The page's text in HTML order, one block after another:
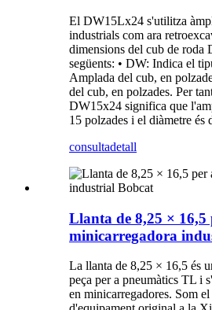
El DW15Lx24 s'utilitza
industrials com ara
dimensions del cub de roda
següents: • DW: Indica el
Amplada del cub, en
del cub, en polzades. Per
DW15x24 significa que
15 polzades i el diàmetre és
consultadetall
Llanta de 8,25 × 16,5
minicarregadora
La llanta de 8,25 × 16,5 és
peça per a pneumàtics TL i
en minicarregadores. Som